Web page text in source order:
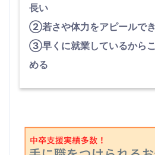
長い
②若さや体力をアピールで
③早くに就業しているから
める